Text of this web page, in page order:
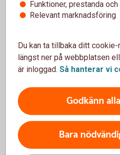
Hur köper jag fonder?
Värdepapper
Vad är det för skillnad
eller pris när jag lägger
Funktioner, prestanda
Relevant marknadsföring
Du kan ta tillbaka ditt
längst ner på webbplatsen
är inloggad. Så hanterar vi
Godkänn
Bara